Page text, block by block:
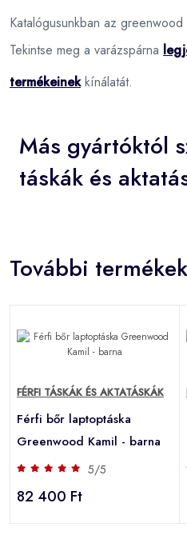
Katalógusunkban az
Tekintse meg a varázspárna
termékeinekkínálatát.
Más gyártóktól
táskák és
További
FÉRFI TÁSKÁK ÉS AKTATÁSKÁK
Férfi bőr laptoptáska
Greenwood Kamil - barna
5/5
82 400 Ft